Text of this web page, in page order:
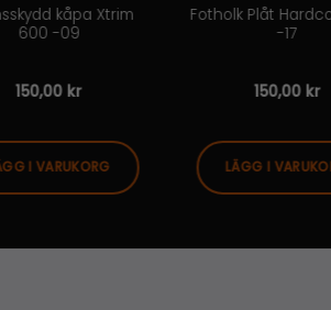
Xtrim
09
kr
Fotholk Plåt Hardcore 800
kr
LÄGG I VARUKORG